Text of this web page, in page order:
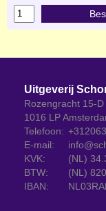
Uitgeverij
Rozengracht 15-D
1016 LP
Telefoon:
E-mail:
KVK:
(NL)
BTW:
(NL)
IBAN: